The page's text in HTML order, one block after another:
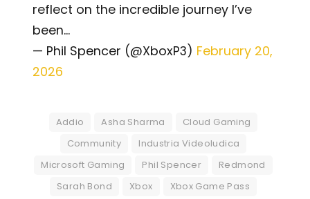
reflect on the incredible journey I’ve
been…
— Phil Spencer (@XboxP3) February 20,
2026
Addio Asha Sharma
Cloud Gaming
Community
Industria Videoludica
Microsoft Gaming
Phil Spencer
Redmond
Sarah Bond
Xbox Xbox Game Pass